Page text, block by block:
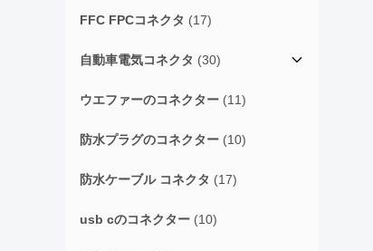
FFC FPCコネクタ (17)
自動車電気コネクタ (30)
ウエファーのコネクター (11)
防水プラグのコネクター (10)
防水ケーブル コネクタ (17)
usb cのコネクター (10)